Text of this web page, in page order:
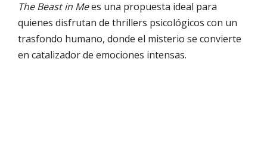
The Beast in Mees una propuesta ideal para
quienes disfrutan de thrillers psicológicos con un
trasfondo humano, donde el misterio se convierte
en catalizador de emociones intensas.